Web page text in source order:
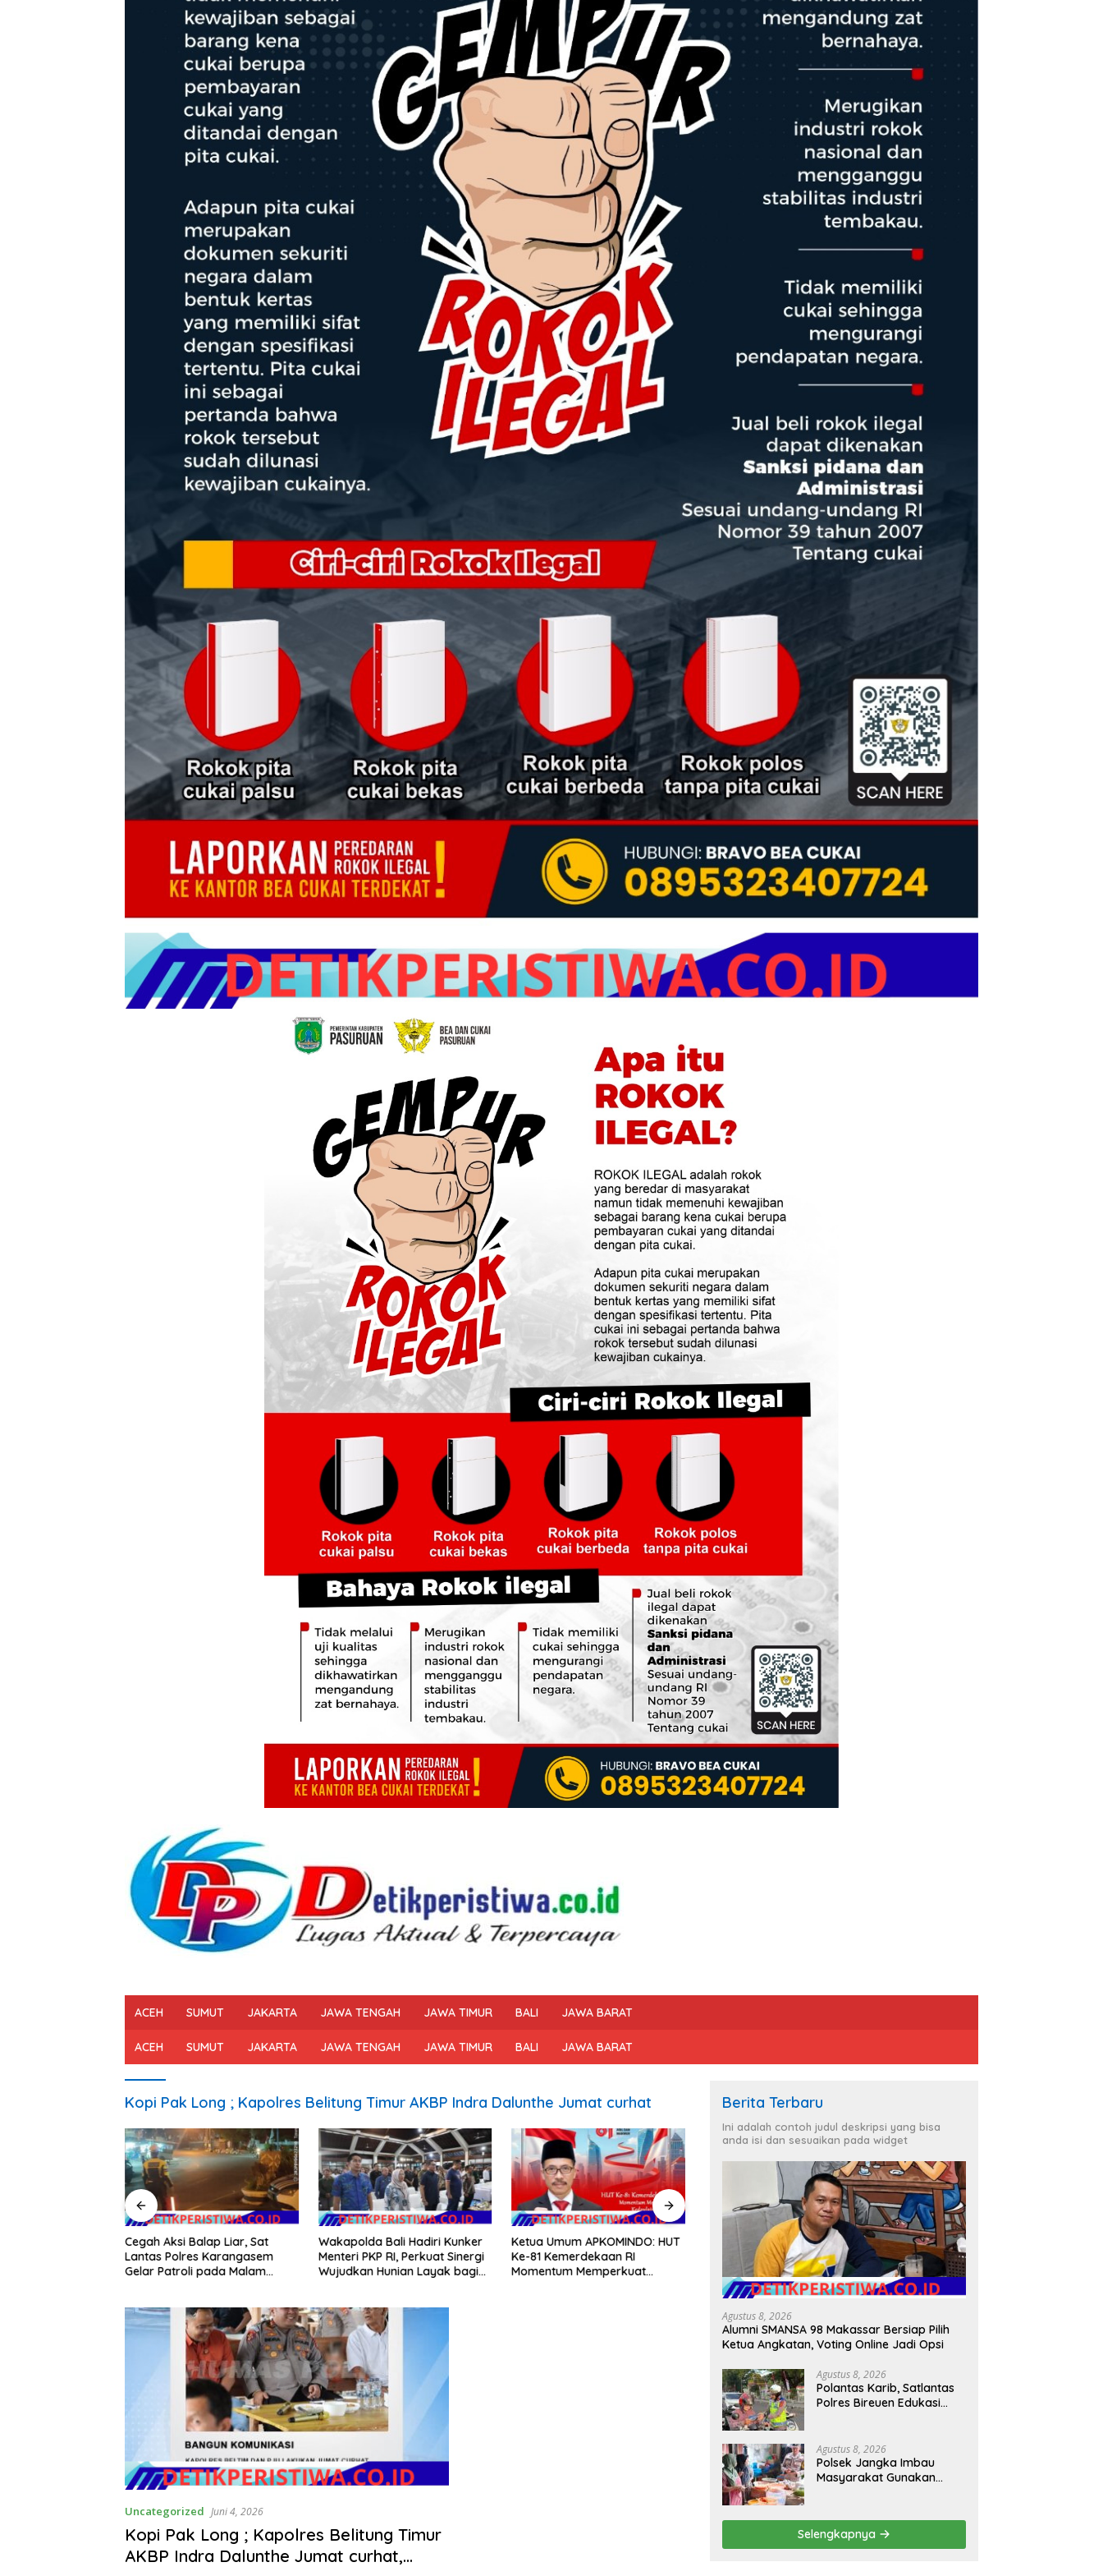
ACEH SUMUT JAKARTA JAWA TENGAH JAWA TIMUR BALI JAWA BARAT
ACEH SUMUT JAKARTA JAWA TENGAH JAWA TIMUR BALI JAWA BARAT
Kopi Pak Long ; Kapolres Belitung Timur AKBP Indra Dalunthe Jumat curhat
Cegah Aksi Balap Liar, Sat
Lantas Polres Karangasem
Gelar Patroli pada Malam
Wakapolda Bali Hadiri Kunker
Menteri PKP RI, Perkuat Sinergi
Wujudkan Hunian Layak bagi
Ketua Umum APKOMINDO: HUT
Ke-81 Kemerdekaan RI
Momentum Memperkuat
Mahasiswa PPKPM IAIN
Takengon Kelompok 2 Kenali
Potensi Hasil Bumi Desa Pantan
Nangka
Satupena.co.id Tetapkan HUT
Ke-4 Digelar 22 Agustus 2026
di Aceh Tengah
Uncategorized Juni 4, 2026
Kopi Pak Long ; Kapolres Belitung Timur
AKBP Indra Dalunthe Jumat curhat,
Berita Terbaru
Ini adalah contoh judul deskripsi yang bisa
anda isi dan sesuaikan pada widget
Agustus 8, 2026
Alumni SMANSA 98 Makassar Bersiap Pilih
Ketua Angkatan, Voting Online Jadi Opsi
Agustus 8, 2026
Polantas Karib, Satlantas
Polres Bireuen Edukasi
Agustus 8, 2026
Polsek Jangka Imbau
Masyarakat Gunakan
Selengkapnya